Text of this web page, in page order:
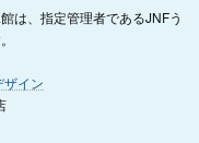
は、指定管理者であるJNFう
イン